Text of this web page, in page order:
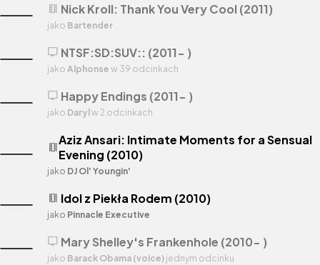
theaters Nick Kroll: Thank You Very Cool (2011)
jako Bartender
theatersAziz Ansari: Intimate Moments for a Sensual
Evening (2010)
jako DJ Ol' Youngin'
theaters Idol z Piekła Rodem (2010)
jako Pinnacle Executive
tv Mary Shelley's Frankenhole (2010- )
jako Barack Obama (voice) jednym odcinku
tv NTSF:SD:SUV:: (2011- )
jako Alphonse w 39 odcinkach
tv Happy Endings (2011- )
jako Darylw 2 odcinkach